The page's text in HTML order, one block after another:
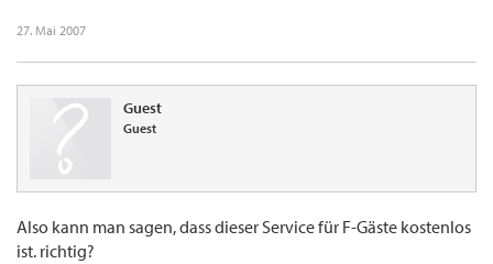
27. Mai 2007
Guest
Guest
Also kann man sagen, dass dieser Service für F-Gäste kostenlos
ist. richtig?